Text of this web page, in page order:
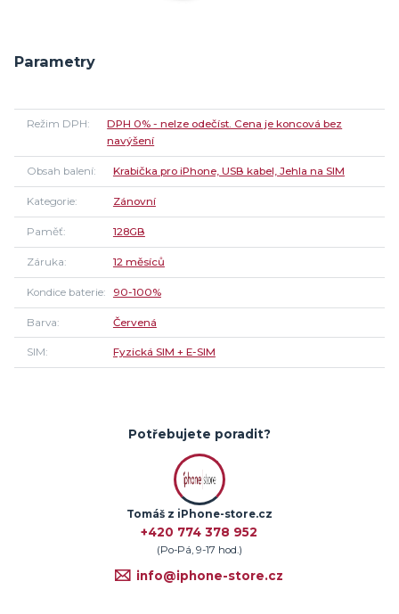
Parametry
Režim DPH
DPH 0% - nelze odečíst. Cena je koncová bez
navýšení
Obsah balení Krabička pro iPhone, USB kabel, Jehla na SIM
Kategorie Zánovní
Paměť 128GB
Záruka 12 měsíců
Kondice baterie 90-100%
Barva Červená
SIM Fyzická SIM + E-SIM
Potřebujete poradit?
Tomáš z iPhone-store.cz
+420 774 378 952
(Po-Pá, 9-17 hod.)
info@iphone-store.cz